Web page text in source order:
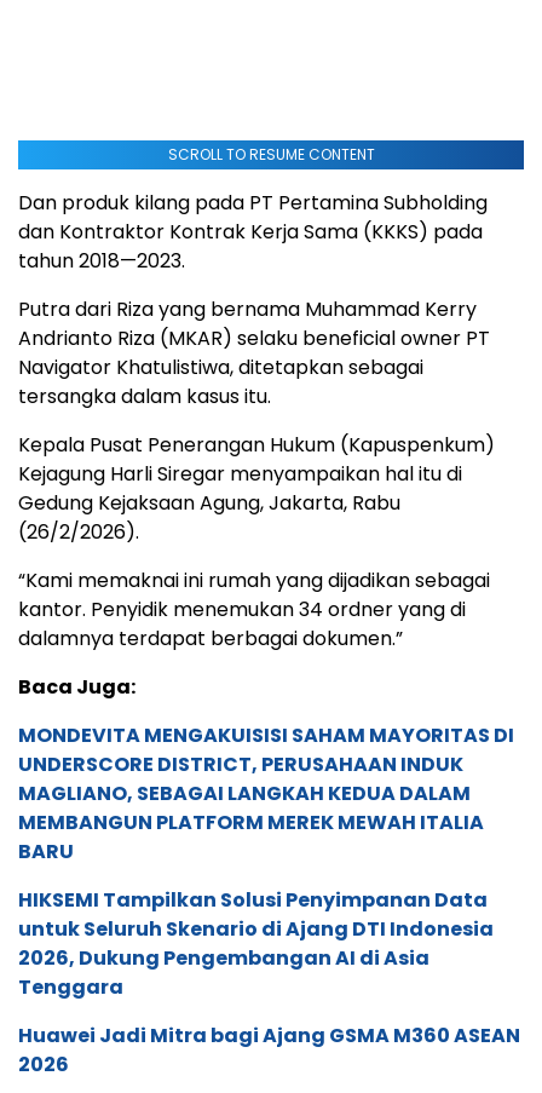
SCROLL TO RESUME CONTENT
Dan produk kilang pada PT Pertamina Subholding
dan Kontraktor Kontrak Kerja Sama (KKKS) pada
tahun 2018—2023.
Putra dari Riza yang bernama Muhammad Kerry
Andrianto Riza (MKAR) selaku beneficial owner PT
Navigator Khatulistiwa, ditetapkan sebagai
tersangka dalam kasus itu.
Kepala Pusat Penerangan Hukum (Kapuspenkum)
Kejagung Harli Siregar menyampaikan hal itu di
Gedung Kejaksaan Agung, Jakarta, Rabu
(26/2/2026).
“Kami memaknai ini rumah yang dijadikan sebagai
kantor. Penyidik menemukan 34 ordner yang di
dalamnya terdapat berbagai dokumen.”
Baca Juga:
MONDEVITA MENGAKUISISI SAHAM MAYORITAS DI
UNDERSCORE DISTRICT, PERUSAHAAN INDUK
MAGLIANO, SEBAGAI LANGKAH KEDUA DALAM
MEMBANGUN PLATFORM MEREK MEWAH ITALIA
BARU
HIKSEMI Tampilkan Solusi Penyimpanan Data
untuk Seluruh Skenario di Ajang DTI Indonesia
2026, Dukung Pengembangan AI di Asia
Tenggara
Huawei Jadi Mitra bagi Ajang GSMA M360 ASEAN
2026